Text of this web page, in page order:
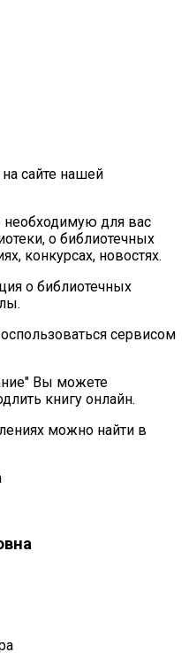
сайте нашей
для вас
о библиотечных
конкурсах, новостях.
о библиотечных
сервисом
Вы можете
книгу онлайн.
можно найти в